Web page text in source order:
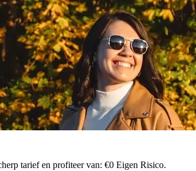
tarief en profiteer van: €0 Eigen Risico.